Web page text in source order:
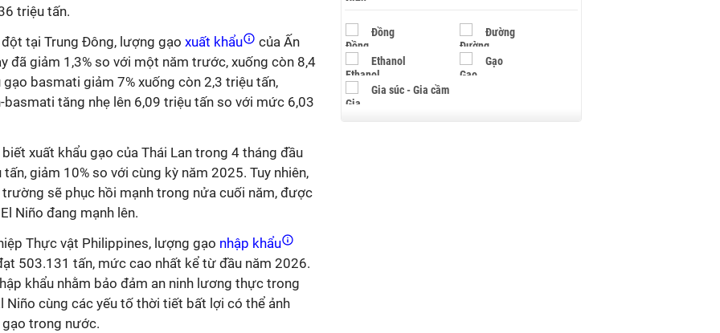
triệu tấn.
tại Trung Đông, l ượng gạo xuất khẩu
của Ấn
đã giảm 1,3% so với một năm trước, xuống còn 8,4
gạo basmati giảm 7% xuống còn 2,3 triệu tấn,
tăng nhẹ lên 6,09 triệu tấn so với mức 6,03
xuất khẩu gạo của Thái Lan trong 4 tháng đầu
giảm 10% so với cùng kỳ năm 2025. Tuy nhiên,
sẽ phục hồi mạnh trong nửa cuối năm, được
Niño đang mạnh lên.
Thực vật Philippines, lượng gạo nhập khẩu
503.131 tấn, mức cao nhất kể từ đầu năm 2026.
khẩu nhằm bảo đảm an ninh lương thực trong
Niño cùng các yếu tố thời tiết bất lợi có thể ảnh
gạo trong nước.
Đồng Đường
Ethanol Gạo
Gia súc - Gia cầm